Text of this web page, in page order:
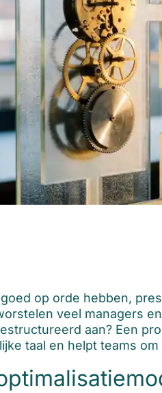
op orde hebben,
veel managers
aan? Een
taal en helpt teams